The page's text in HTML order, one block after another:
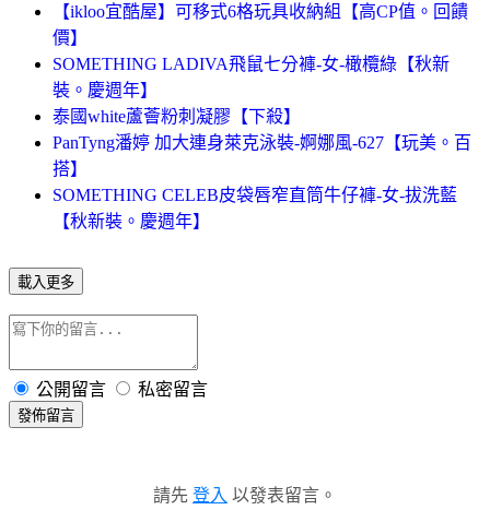
【ikloo宜酷屋】可移式6格玩具收納組【高CP值。回饋
價】
SOMETHING LADIVA飛鼠七分褲-女-橄欖綠【秋新
裝。慶週年】
泰國white蘆薈粉刺凝膠【下殺】
PanTyng潘婷 加大連身萊克泳裝-婀娜風-627【玩美。百
搭】
SOMETHING CELEB皮袋唇窄直筒牛仔褲-女-拔洗藍
【秋新裝。慶週年】
載入更多
公開留言 私密留言
發佈留言
請先 登入 以發表留言。